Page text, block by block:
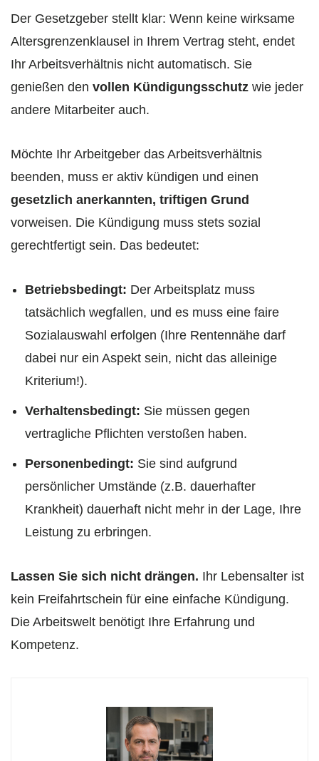
Der Gesetzgeber stellt klar: Wenn keine wirksame
Altersgrenzenklausel in Ihrem Vertrag steht, endet
Ihr Arbeitsverhältnis nicht automatisch. Sie
genießen den vollen Kündigungsschutz wie jeder
andere Mitarbeiter auch.
Möchte Ihr Arbeitgeber das Arbeitsverhältnis
beenden, muss er aktiv kündigen und einen
gesetzlich anerkannten, triftigen Grund
vorweisen. Die Kündigung muss stets sozial
gerechtfertigt sein. Das bedeutet:
Betriebsbedingt: Der Arbeitsplatz muss
tatsächlich wegfallen, und es muss eine faire
Sozialauswahl erfolgen (Ihre Rentennähe darf
dabei nur ein Aspekt sein, nicht das alleinige
Kriterium!).
Verhaltensbedingt: Sie müssen gegen
vertragliche Pflichten verstoßen haben.
Personenbedingt: Sie sind aufgrund
persönlicher Umstände (z.B. dauerhafter
Krankheit) dauerhaft nicht mehr in der Lage, Ihre
Leistung zu erbringen.
Lassen Sie sich nicht drängen. Ihr Lebensalter ist
kein Freifahrtschein für eine einfache Kündigung.
Die Arbeitswelt benötigt Ihre Erfahrung und
Kompetenz.